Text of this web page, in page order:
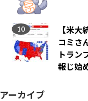
【米大
コミさ
トラン
報じ始
アーカイブ